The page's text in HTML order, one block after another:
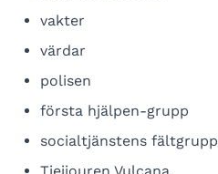
vakter
värdar
polisen
första hjälpen-grupp
socialtjänstens fältgrupp
Tjejjouren Vulcana